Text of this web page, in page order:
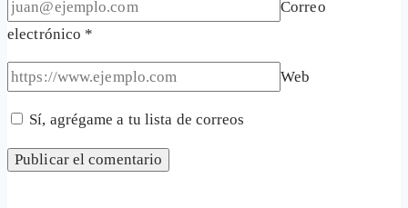
Correo
electrónico *
Web
Sí, agrégame a tu lista de correos